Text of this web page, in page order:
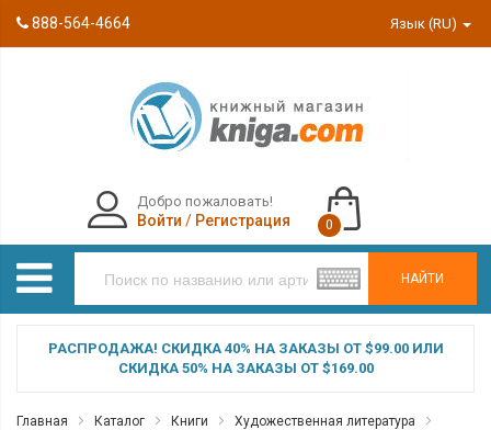
888-564-4664 Язык (RU)
НАЙТИ
Добро пожаловать!
Войти / Регистрация 0
РАСПРОДАЖА! СКИДКА 40% НА ЗАКАЗЫ ОТ $99.00 ИЛИ
СКИДКА 50% НА ЗАКАЗЫ ОТ $169.00
Главная Каталог Книги
Художественная литература